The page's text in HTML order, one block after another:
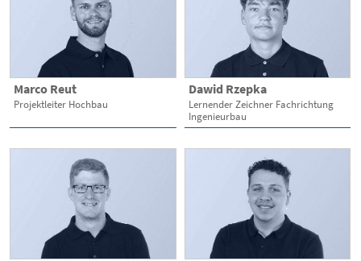
Marco Reut
Projektleiter Hochbau
Dawid Rzepka
Lernender Zeichner Fachrichtung
Ingenieurbau